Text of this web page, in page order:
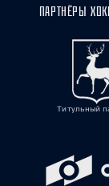
ПАРТНЁРЫ
Титульный